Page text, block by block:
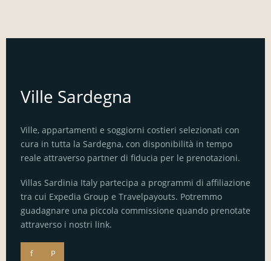
Ville Sardegna
Ville, appartamenti e soggiorni costieri selezionati con
cura in tutta la Sardegna, con disponibilità in tempo
reale attraverso partner di fiducia per le prenotazioni.
Villas Sardinia Italy partecipa a programmi di affiliazione
tra cui Expedia Group e Travelpayouts. Potremmo
guadagnare una piccola commissione quando prenotate
attraverso i nostri link.
f P